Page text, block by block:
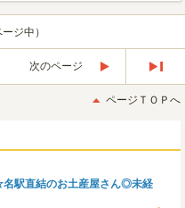
ジ中）
次のページ
後
ページＴＯＰへ
駅直結のお土産屋さん◎未経